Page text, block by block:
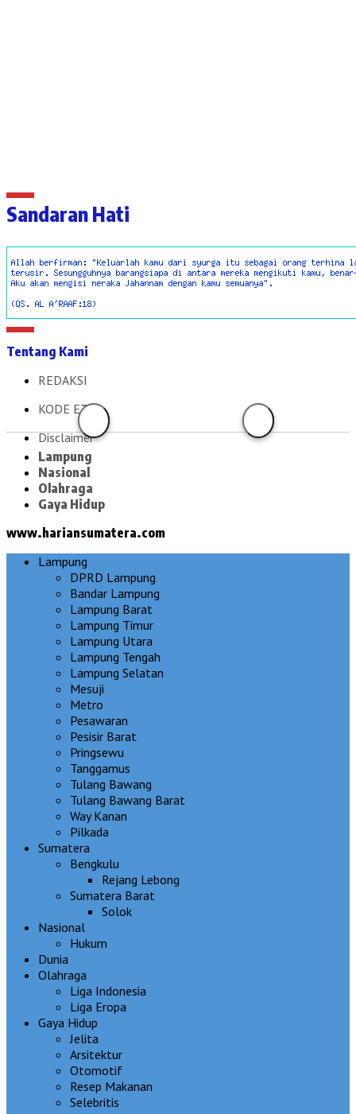
Sandaran Hati
Tentang Kami
REDAKSI
KODE ETIK
Disclaimer
Lampung
Nasional
Olahraga
Gaya Hidup
www.hariansumatera.com
Lampung
DPRD Lampung
Bandar Lampung
Lampung Barat
Lampung Timur
Lampung Utara
Lampung Tengah
Lampung Selatan
Mesuji
Metro
Pesawaran
Pesisir Barat
Pringsewu
Tanggamus
Tulang Bawang
Tulang Bawang Barat
Way Kanan
Pilkada
Sumatera
Bengkulu
Rejang Lebong
Sumatera Barat
Solok
Nasional
Hukum
Dunia
Olahraga
Liga Indonesia
Liga Eropa
Gaya Hidup
Jelita
Arsitektur
Otomotif
Resep Makanan
Selebritis